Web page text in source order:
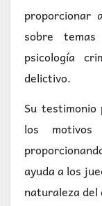
proporcionar
sobre
psicología
delictivo.
Su testimonio
los
ayuda a los
naturaleza del